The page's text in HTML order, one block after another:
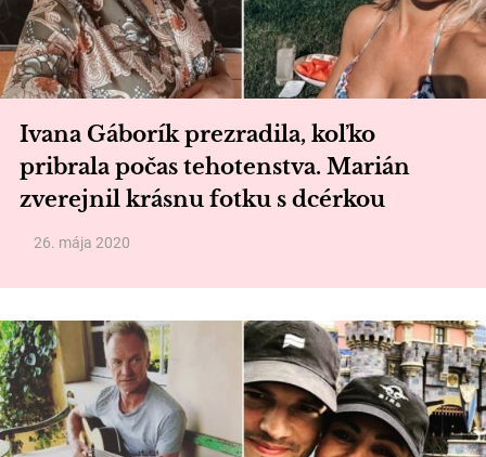
Ivana Gáborík prezradila, koľko
pribrala počas tehotenstva. Marián
zverejnil krásnu fotku s dcérkou
26. mája 2020